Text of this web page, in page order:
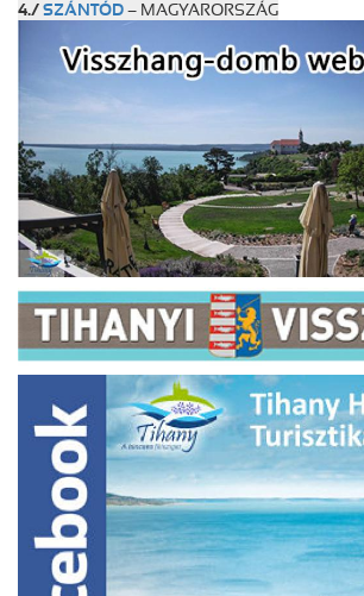
4./ SZÁNTÓD – MAGYARORSZÁG